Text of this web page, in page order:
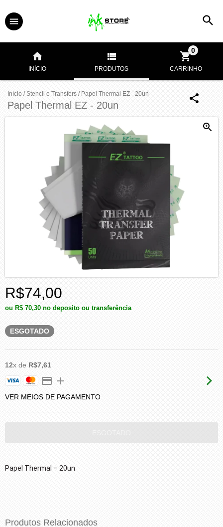
INÍCIO PRODUTOS CARRINHO
0
Início / Stencil e Transfers / Papel Thermal EZ - 20un
Papel Thermal EZ - 20un
R$74,00
ou R$ 70,30 no deposito ou transferência
ESGOTADO
12x de R$7,61
VER MEIOS DE PAGAMENTO
Papel Thermal – 20un
Produtos Relacionados